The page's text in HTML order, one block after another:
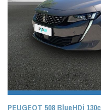
PEUGEOT 508 BlueHDi